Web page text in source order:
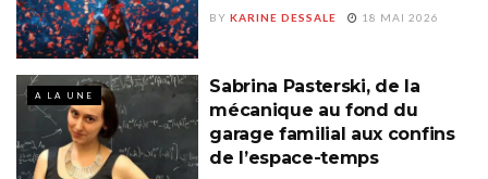
BY KARINE DESSALE 18 MAI 2026
A LA UNE
Sabrina Pasterski, de la
mécanique au fond du
garage familial aux confins
de l’espace-temps